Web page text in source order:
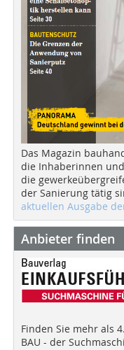
Das Magazin
die Inhaberinnen
die
der Sanierung tätig
aktuellen Ausgabe
Anbieter finden
Finden Sie mehr als
BAU - der